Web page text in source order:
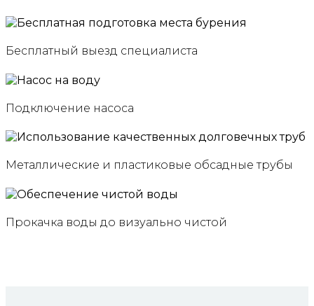
Бесплатный выезд специалиста
Подключение насоса
Металлические и пластиковые обсадные трубы
Прокачка воды до визуально чистой